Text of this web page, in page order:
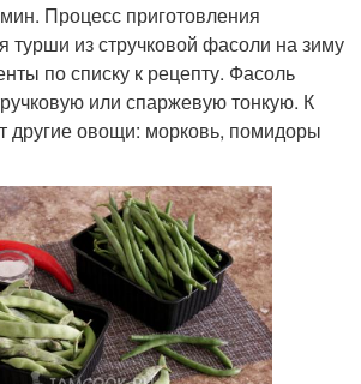
Процесс приготовления
турши из стручковой фасоли на зиму
по списку к рецепту. Фасоль
или спаржевую тонкую. К
другие овощи: морковь, помидоры